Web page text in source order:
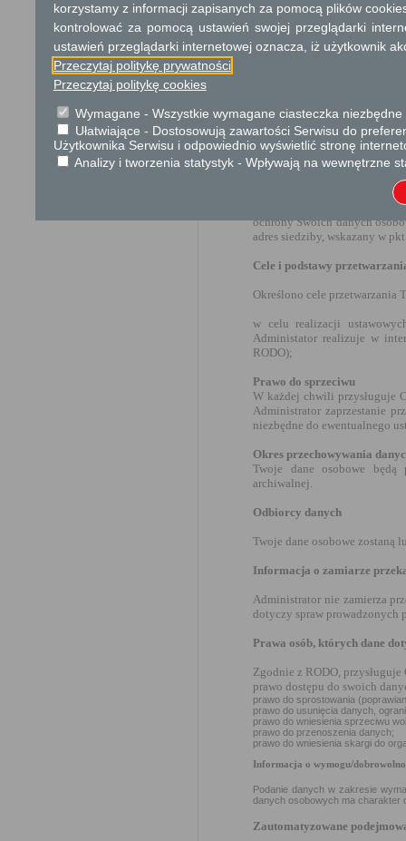
Ochrona danych osobowych
Administrator danych
Starosta Powiatu
osobowych.
Wyznaczono Inspektora
ochrony Swoich danych
adres siedziby, wskazany w
Cele i podstawy
Określono cele przetwarzania
w celu realizacji
Administator realizuje w
RODO);
Prawo do sprzeciwu
W każdej chwili przysługuje
Administrator zaprzestanie
niezbędne do ewentualnego
Okres przechowywania
Twoje dane osobowe będą
archiwalnej.
Odbiorcy danych
Twoje dane osobowe zostaną
Informacja o zamiarze
Administrator nie zamierza
dotyczy spraw prowadzonych
Prawa osób, których dane
Zgodnie z RODO, przysługuje
prawo dostępu do swoich
prawo do sprostowania
prawo do usunięcia danych,
prawo do wniesienia sprzeciwu
prawo do przenoszenia danych;
prawo do wniesienia skargi do
Informacja o wymogu/
Podanie danych w zakresie
danych osobowych ma charakter
Zautomatyzowane
korzystamy z informacji zapisanych za pomocą plików
kontrolować za pomocą ustawień swojej przeglądarki
ustawień przeglądarki internetowej oznacza, iż użytkownik
Przeczytaj politykę prywatności
Przeczytaj politykę cookies
Wymagane - Wszystkie wymagane ciasteczka
Ułatwiające - Dostosowują zawartości Serwisu do
Użytkownika Serwisu i odpowiednio wyświetlić stronę
Analizy i tworzenia statystyk - Wpływają na wewnętrzne